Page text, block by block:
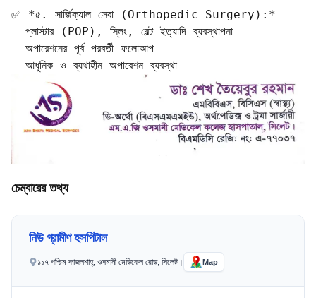
✅ *৫. সার্জিক্যাল সেবা (Orthopedic Surgery):*
- প্লাস্টার (POP), স্লিং, বেল্ট ইত্যাদি ব্যবস্থাপনা
- অপারেশনের পূর্ব-পরবর্তী ফলোআপ
চেম্বারের তথ্য
নিউ গ্রামীণ হসপিটাল
১১৭ পশ্চিম কাজলশাহ্, ওসমানী মেডিকেল রোড, সিলেট। Map